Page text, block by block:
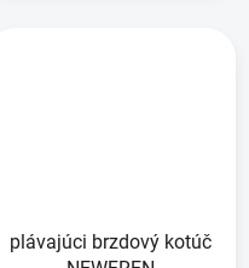
plávajúci brzdový kotúč